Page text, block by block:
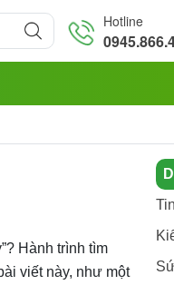
Hotline
Hành trình tìm
viết này, như một